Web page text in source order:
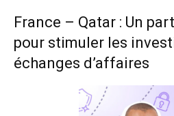
France – Qatar : Un
pour stimuler les
échanges d’affaires